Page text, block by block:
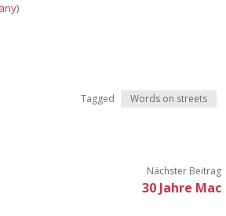
)
Tagged Words on streets
Nächster Beitrag
30 Jahre Mac